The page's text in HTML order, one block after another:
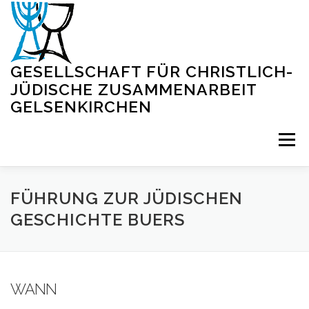
Zum
Inhalt
springen
GESELLSCHAFT FÜR CHRISTLICH-
JÜDISCHE ZUSAMMENARBEIT
GELSENKIRCHEN
Menü
STARTSEITE BLOG VERANSTALTUNGEN
KONTAKT
FÜHRUNG ZUR JÜDISCHEN
GESCHICHTE BUERS
WANN